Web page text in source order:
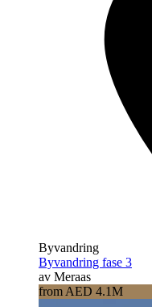
Byvandring
Byvandring fase 3
av Meraas
from AED 4.1M